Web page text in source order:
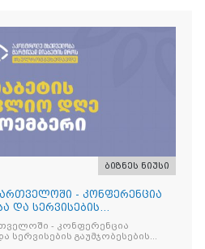
ბიზნეს ნიუსი
- კონფერენცია
და სერვისების
- კონფერენცია
სერვისების გაუმჯობესების